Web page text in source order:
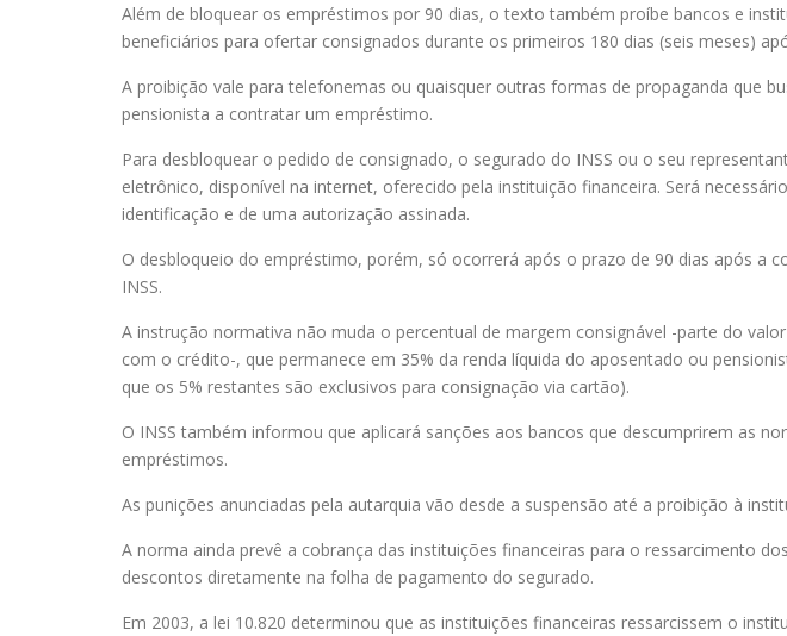
Além de bloquear os empréstimos por 90 dias, o texto também proíbe bancos e
beneficiários para ofertar consignados durante os primeiros 180 dias (seis meses)
A proibição vale para telefonemas ou quaisquer outras formas de propaganda que
pensionista a contratar um empréstimo.
Para desbloquear o pedido de consignado, o segurado do INSS ou o seu
eletrônico, disponível na internet, oferecido pela instituição financeira. Será
identificação e de uma autorização assinada.
O desbloqueio do empréstimo, porém, só ocorrerá após o prazo de 90 dias após a
INSS.
A instrução normativa não muda o percentual de margem consignável -parte do
com o crédito-, que permanece em 35% da renda líquida do aposentado ou
que os 5% restantes são exclusivos para consignação via cartão).
O INSS também informou que aplicará sanções aos bancos que descumprirem as
empréstimos.
As punições anunciadas pela autarquia vão desde a suspensão até a proibição à
A norma ainda prevê a cobrança das instituições financeiras para o ressarcimento
descontos diretamente na folha de pagamento do segurado.
Em 2003, a lei 10.820 determinou que as instituições financeiras ressarcissem o